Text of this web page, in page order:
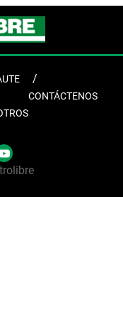
CONTÁCTENOS